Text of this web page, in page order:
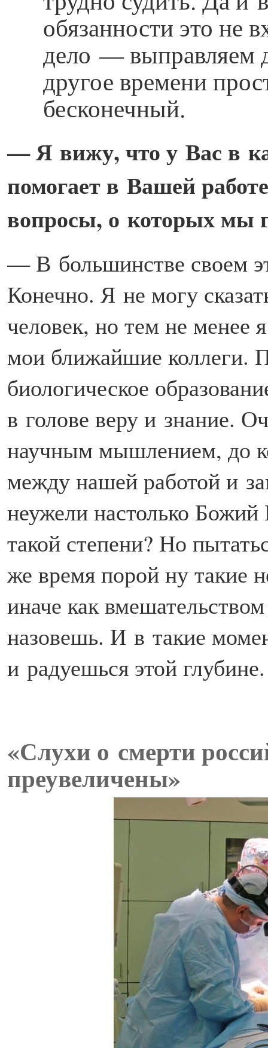
обязанности это не
дело — выправляем
другое времени
бесконечный.
— Я вижу, что у Вас в
помогает в Вашей
вопросы, о которых мы
— В большинстве своем
Конечно. Я не могу
человек, но тем не
мои ближайшие коллеги.
биологическое
в голове веру и знание.
научным мышлением, до
между нашей работой и
неужели настолько
такой степени? Но
же время порой ну такие
иначе как
назовешь. И в такие
и радуешься этой глубине.
«Слухи о смерти
преувеличены»